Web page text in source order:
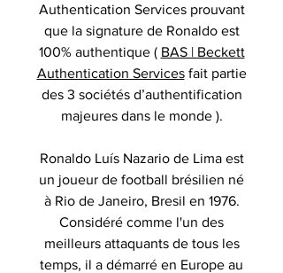
Authentication Services prouvant
que la signature de Ronaldo est
100% authentique ( BAS | Beckett
Authentication Servicesfait partie
des 3 sociétés d’authentification
majeures dans le monde ).
Ronaldo Luís Nazario de Lima est
un joueur de football brésilien né
à Rio de Janeiro, Bresil en 1976.
Considéré comme l'un des
meilleurs attaquants de tous les
temps, il a démarré en Europe au